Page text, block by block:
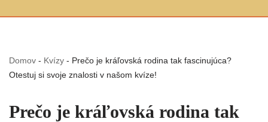
Domov - Kvízy - Prečo je kráľovská rodina tak fascinujúca?
Otestuj si svoje znalosti v našom kvíze!
Prečo je kráľovská rodina tak